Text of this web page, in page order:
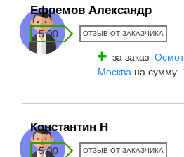
Ефремов Александр
5.00 ОТЗЫВ ОТ ЗАКАЗЧИКА
за заказ
Москва на сумму
Константин Н
5.00 ОТЗЫВ ОТ ЗАКАЗЧИКА